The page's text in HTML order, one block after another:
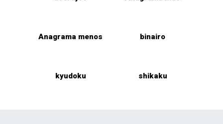
Anagrama menos binairo
kyudoku shikaku